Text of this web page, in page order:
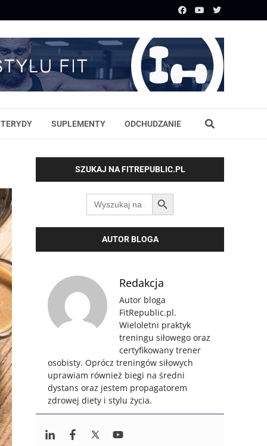
SUPLEMENTY ODCHUDZANIE
SZUKAJ NA FITREPUBLIC.PL
Search
for:
SEARCH BUTTON
AUTOR BLOGA
Redakcja
Autor bloga
FitRepublic.pl.
Wieloletni praktyk
treningu siłowego oraz
certyfikowany trener
osobisty. Oprócz treningów siłowych
uprawiam również biegi na średni
dystans oraz jestem propagatorem
zdrowej diety i stylu życia.